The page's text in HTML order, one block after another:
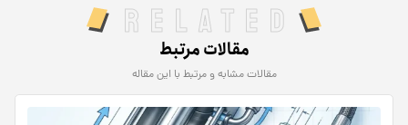
Related
مقالات مرتبط
مقالات مشابه و مرتبط با این مقاله